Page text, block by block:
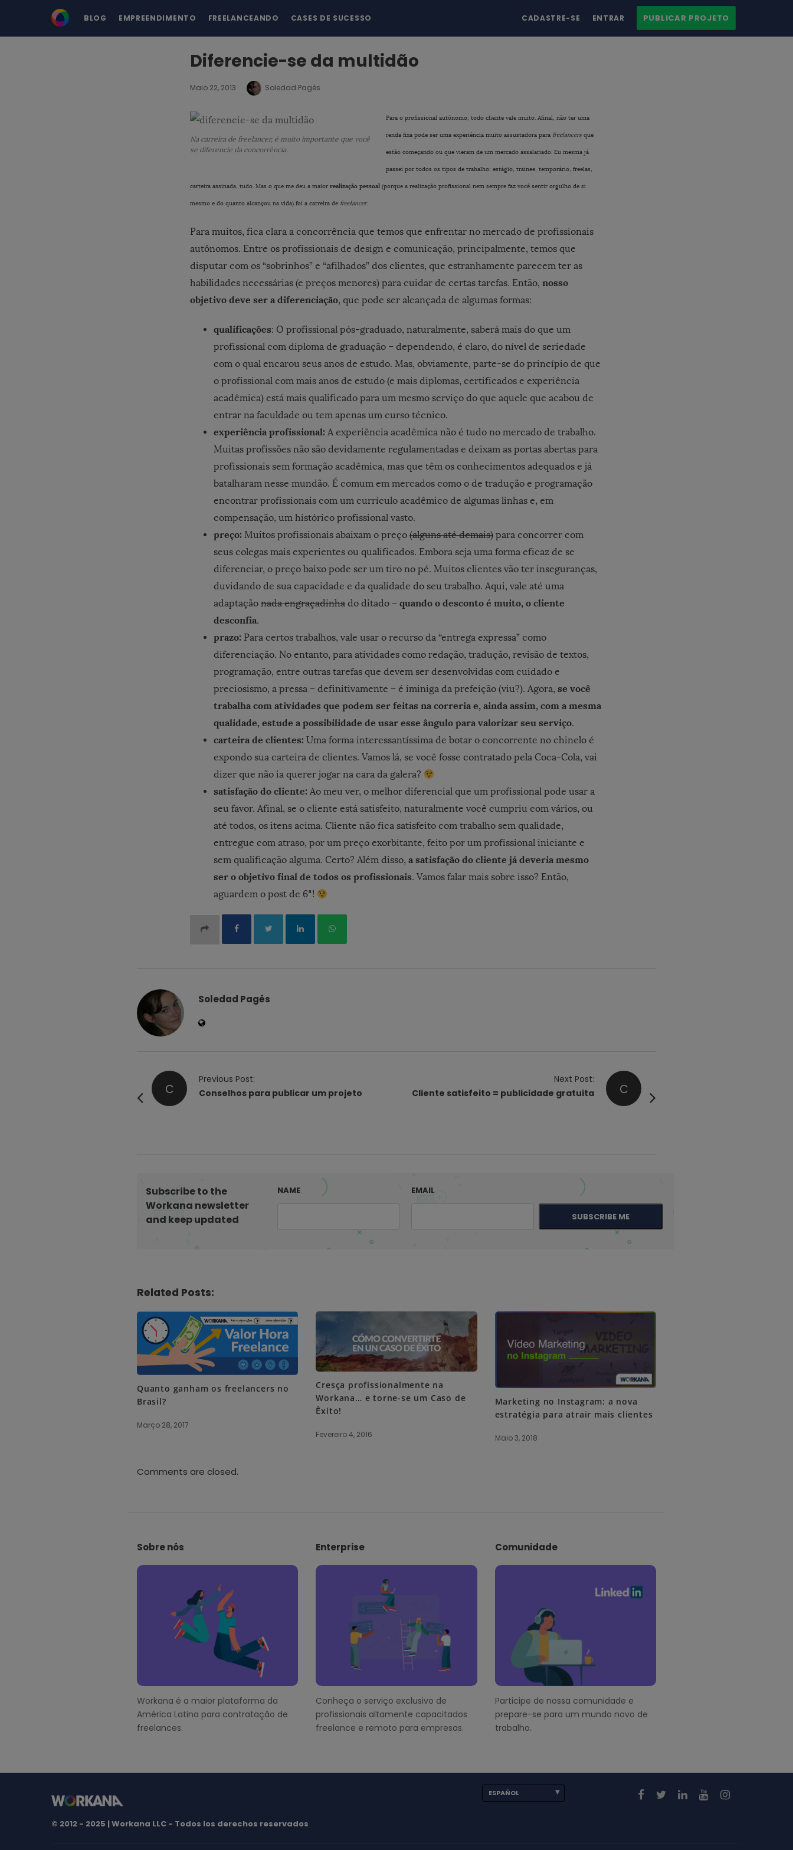
BLOG EMPREENDIMENTO FREELANCEANDO CASES DE SUCESSO CADASTRE-SE ENTRAR PUBLICAR PROJETO
Diferencie-se da multidão
Maio 22, 2013 Soledad Pagés
Na carreira de freelancer, é muito importante que você
se diferencie da concorrência.
Para o profissional autônomo, todo cliente vale muito. Afinal, não ter uma
renda fixa pode ser uma experiência muito assustadora para freelancers que
estão começando ou que vieram de um mercado assalariado. Eu mesma já
passei por todos os tipos de trabalho: estágio, trainee, temporário, freelas,
carteira assinada, tudo. Mas o que me deu a maior realização pessoal (porque a realização profissional nem sempre faz você sentir orgulho de si
mesmo e do quanto alcançou na vida) foi a carreira de freelancer.
Para muitos, fica clara a concorrência que temos que enfrentar no mercado de profissionais
autônomos. Entre os profissionais de design e comunicação, principalmente, temos que
disputar com os “sobrinhos” e “afilhados” dos clientes, que estranhamente parecem ter as
habilidades necessárias (e preços menores) para cuidar de certas tarefas. Então, nosso
objetivo deve ser a diferenciação, que pode ser alcançada de algumas formas:
qualificações: O profissional pós-graduado, naturalmente, saberá mais do que um
profissional com diploma de graduação – dependendo, é claro, do nível de seriedade
com o qual encarou seus anos de estudo. Mas, obviamente, parte-se do princípio de que
o profissional com mais anos de estudo (e mais diplomas, certificados e experiência
acadêmica) está mais qualificado para um mesmo serviço do que aquele que acabou de
entrar na faculdade ou tem apenas um curso técnico.
experiência profissional: A experiência acadêmica não é tudo no mercado de trabalho.
Muitas profissões não são devidamente regulamentadas e deixam as portas abertas para
profissionais sem formação acadêmica, mas que têm os conhecimentos adequados e já
batalharam nesse mundão. É comum em mercados como o de tradução e programação
encontrar profissionais com um currículo acadêmico de algumas linhas e, em
compensação, um histórico profissional vasto.
preço: Muitos profissionais abaixam o preço (alguns até demais) para concorrer com
seus colegas mais experientes ou qualificados. Embora seja uma forma eficaz de se
diferenciar, o preço baixo pode ser um tiro no pé. Muitos clientes vão ter inseguranças,
duvidando de sua capacidade e da qualidade do seu trabalho. Aqui, vale até uma
adaptação nada engraçadinha do ditado – quando o desconto é muito, o cliente
desconfia.
prazo: Para certos trabalhos, vale usar o recurso da “entrega expressa” como
diferenciação. No entanto, para atividades como redação, tradução, revisão de textos,
programação, entre outras tarefas que devem ser desenvolvidas com cuidado e
preciosismo, a pressa – definitivamente – é iminiga da prefeição (viu?). Agora, se você
trabalha com atividades que podem ser feitas na correria e, ainda assim, com a mesma
qualidade, estude a possibilidade de usar esse ângulo para valorizar seu serviço.
carteira de clientes: Uma forma interessantíssima de botar o concorrente no chinelo é
expondo sua carteira de clientes. Vamos lá, se você fosse contratado pela Coca-Cola, vai
dizer que não ia querer jogar na cara da galera?
satisfação do cliente: Ao meu ver, o melhor diferencial que um profissional pode usar a
seu favor. Afinal, se o cliente está satisfeito, naturalmente você cumpriu com vários, ou
até todos, os itens acima. Cliente não fica satisfeito com trabalho sem qualidade,
entregue com atraso, por um preço exorbitante, feito por um profissional iniciante e
sem qualificação alguma. Certo? Além disso, a satisfação do cliente já deveria mesmo
ser o objetivo final de todos os profissionais. Vamos falar mais sobre isso? Então,
aguardem o post de 6ª!
Soledad Pagés
C
Previous Post:
Conselhos para publicar um projeto
C
Next Post:
Cliente satisfeito = publicidade gratuita
Subscribe to the
Workana newsletter
and keep updated
NAME EMAIL
SUBSCRIBE ME
Related Posts:
Quanto ganham os freelancers no
Brasil?
Março 28, 2017
Cresça profissionalmente na
Workana… e torne-se um Caso de
Êxito!
Fevereiro 4, 2016
Marketing no Instagram: a nova
estratégia para atrair mais clientes
Maio 3, 2018
Comments are closed.
Sobre nós
Workana é a maior plataforma da
América Latina para contratação de
freelances.
Enterprise
Conheça o serviço exclusivo de
profissionais altamente capacitados
freelance e remoto para empresas.
Comunidade
Participe de nossa comunidade e
prepare-se para um mundo novo de
trabalho.
© 2012 - 2025 | Workana LLC - Todos los derechos reservados
ESPAÑOL